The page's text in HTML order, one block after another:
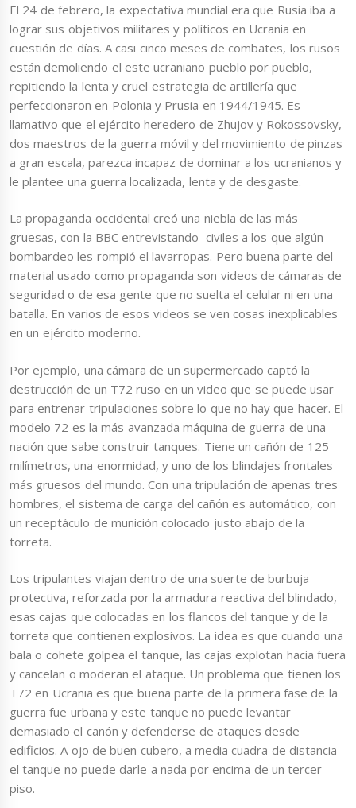
El 24 de febrero, la expectativa mundial era que Rusia iba a
lograr sus objetivos militares y políticos en Ucrania en
cuestión de días. A casi cinco meses de combates, los rusos
están demoliendo el este ucraniano pueblo por pueblo,
repitiendo la lenta y cruel estrategia de artillería que
perfeccionaron en Polonia y Prusia en 1944/1945. Es
llamativo que el ejército heredero de Zhujov y Rokossovsky,
dos maestros de la guerra móvil y del movimiento de pinzas
a gran escala, parezca incapaz de dominar a los ucranianos y
le plantee una guerra localizada, lenta y de desgaste.
La propaganda occidental creó una niebla de las más
gruesas, con la BBC entrevistando civiles a los que algún
bombardeo les rompió el lavarropas. Pero buena parte del
material usado como propaganda son videos de cámaras de
seguridad o de esa gente que no suelta el celular ni en una
batalla. En varios de esos videos se ven cosas inexplicables
en un ejército moderno.
Por ejemplo, una cámara de un supermercado captó la
destrucción de un T72 ruso en un video que se puede usar
para entrenar tripulaciones sobre lo que no hay que hacer. El
modelo 72 es la más avanzada máquina de guerra de una
nación que sabe construir tanques. Tiene un cañón de 125
milímetros, una enormidad, y uno de los blindajes frontales
más gruesos del mundo. Con una tripulación de apenas tres
hombres, el sistema de carga del cañón es automático, con
un receptáculo de munición colocado justo abajo de la
torreta.
Los tripulantes viajan dentro de una suerte de burbuja
protectiva, reforzada por la armadura reactiva del blindado,
esas cajas que colocadas en los flancos del tanque y de la
torreta que contienen explosivos. La idea es que cuando una
bala o cohete golpea el tanque, las cajas explotan hacia fuera
y cancelan o moderan el ataque. Un problema que tienen los
T72 en Ucrania es que buena parte de la primera fase de la
guerra fue urbana y este tanque no puede levantar
demasiado el cañón y defenderse de ataques desde
edificios. A ojo de buen cubero, a media cuadra de distancia
el tanque no puede darle a nada por encima de un tercer
piso.